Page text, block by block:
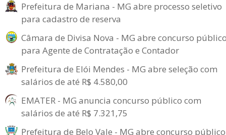
Prefeitura de Mariana - MG abre processo seletivo
para cadastro de reserva
Câmara de Divisa Nova - MG abre concurso
para Agente de Contratação e Contador
Prefeitura de Elói Mendes - MG abre seleção com
salários de até R$ 4.580,00
EMATER - MG anuncia concurso público com
salários de até R$ 7.321,75
Prefeitura de Belo Vale - MG abre concurso público